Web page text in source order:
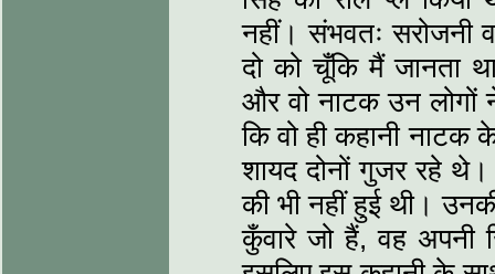
नहीं। संभवतः सरोजनी
दो को चूँकि मैं जानता
और वो नाटक उन लोगों
कि वो ही कहानी
शायद दोनों गुजर रहे
की भी नहीं हुई थी।
कुँवारे जो हैं, वह अपनी